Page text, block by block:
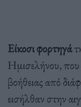
Είκοσι φορτηγά
Ημισελήνου, που
βοήθειας από
εισήλθαν στην